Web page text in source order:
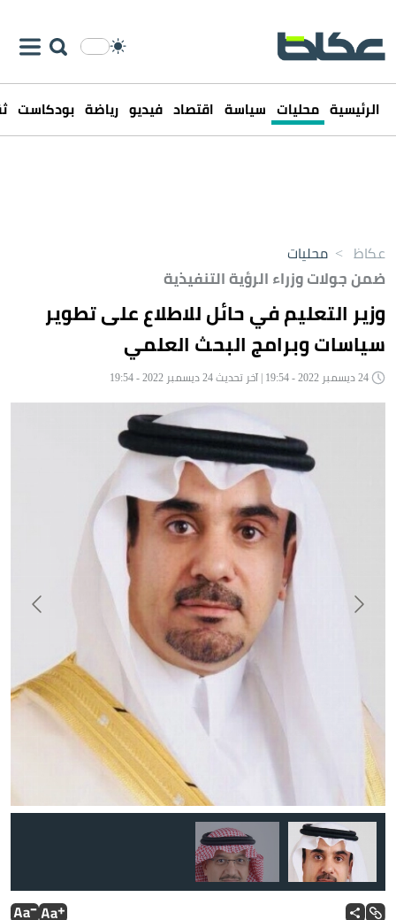
الرئيسية محليات سياسة اقتصاد فيديو رياضة بودكاست
عكاظ > محليات
ضمن جولات وزراء الرؤية التنفيذية
وزير التعليم في حائل للاطلاع على تطوير
سياسات وبرامج البحث العلمي